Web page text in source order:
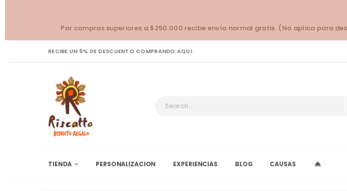
Por compras superiores a $250.000 recibe envío normal gratis. (No aplica para
RECIBE UN 5% DE DESCUENTO COMPRANDO AQUI.
TIENDA PERSONALIZACION EXPERIENCIAS BLOG CAUSAS